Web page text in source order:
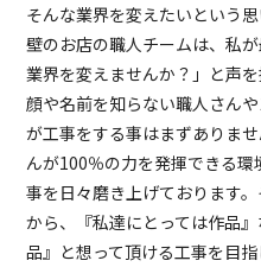
そんな業界を変えたいという
壁のお店の職人チームは、私
業界を変えませんか？」と声
顔や名前を知らない職人さん
が工事をする事はまずありま
んが100％の力を発揮できる
事を日々磨き上げております
から、『私達にとっては作品
品』と想って頂ける工事を目